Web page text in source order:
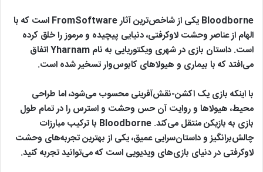
Bloodborne یکی از شاخص‌ترین آثار FromSoftware است که با
الهام از عناصر وحشت لاوکرفتی، دنیایی پیچیده و مرموز را خلق کرده
است. داستان بازی در شهری ویکتوریایی به نام Yharnam اتفاق
می‌افتد که با بیماری و هیولاهای کابوس‌وار تسخیر شده است.
با اینکه بازی یک اکشن-نقش‌آفرینی محسوب می‌شود، اما طراحی
محیط، هیولاها و روایت آن حس وحشت و استرس را در تمام طول
بازی به بازیکن منتقل می‌کند. Bloodborne با ترکیب مبارزات
چالش‌برانگیز و داستان‌سرایی عمیق، یکی از بهترین تجربه‌های وحشت
لاوکرفتی در دنیای بازی‌های ویدیویی است که می‌توانید تجربه کنید.